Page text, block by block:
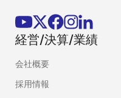
経営/決算/業績
会社概要
採用情報